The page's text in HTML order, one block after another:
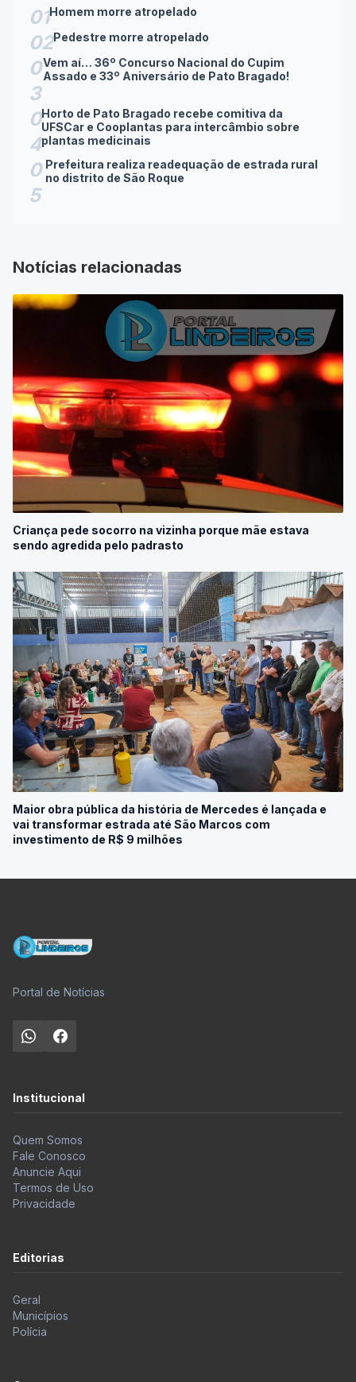
01Homem morre atropelado
02Pedestre morre atropelado
0
3
Vem aí… 36º Concurso Nacional do Cupim
Assado e 33º Aniversário de Pato Bragado!
0
4
Horto de Pato Bragado recebe comitiva da
UFSCar e Cooplantas para intercâmbio sobre
plantas medicinais
0
5
Prefeitura realiza readequação de estrada rural
no distrito de São Roque
Notícias relacionadas
Criança pede socorro na vizinha porque mãe estava
sendo agredida pelo padrasto
Maior obra pública da história de Mercedes é lançada e
vai transformar estrada até São Marcos com
investimento de R$ 9 milhões
Portal de Notícias
Institucional
Quem Somos
Fale Conosco
Anuncie Aqui
Termos de Uso
Privacidade
Editorias
Geral
Municípios
Polícia